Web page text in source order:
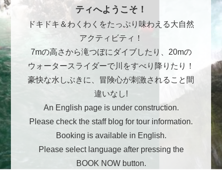
ティへようこそ！
ドキドキ＆わくわくをたっぷり味わえる大自然
アクティビティ！
7mの高さから滝つぼにダイブしたり、20mの
ウォータースライダーで川をすべり降りたり！
豪快な水しぶきに、冒険心が刺激されること間
違いなし!
An English page is under construction.
Please check the staff blog for tour information.
Booking is available in English.
Please select language after pressing the
BOOK NOW button.